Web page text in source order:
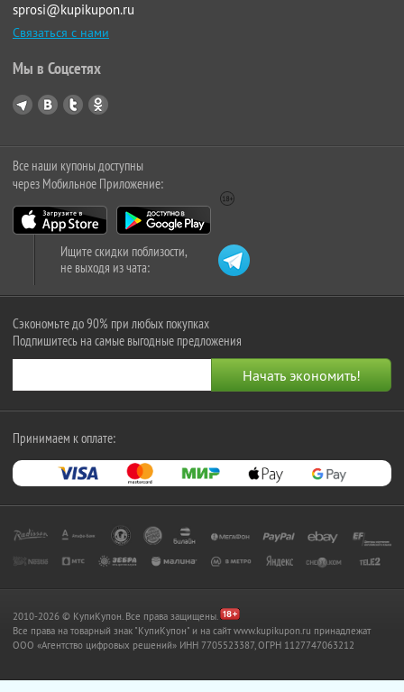
sprosi@kupikupon.ru
Связаться с нами
Мы в Соцсетях
Все наши купоны доступны
через Мобильное Приложение:
Ищите скидки поблизости,
не выходя из чата:
Сэкономьте до 90% при любых покупках
Подпишитесь на самые выгодные предложения
Принимаем к оплате:
2010-2026 © КупиКупон. Все права защищены.
Все права на товарный знак "КупиКупон" и на сайт www.kupikupon.ru принадлежат
OOO «Агентство цифровых решений» ИНН 7705523387, ОГРН 1127747063212